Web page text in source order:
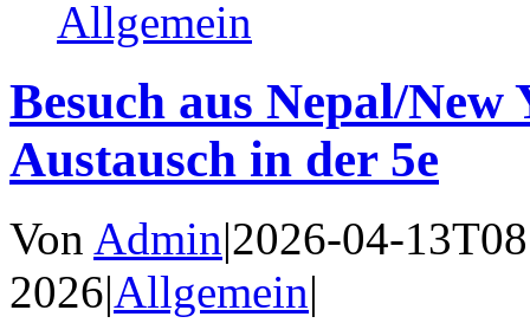
Allgemein
Besuch aus Nepal/
Austausch in der 5e
Von Admin|2026-04-
2026|Allgemein|